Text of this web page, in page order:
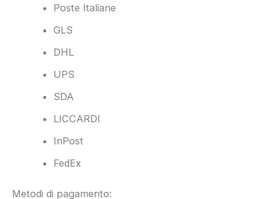
Poste Italiane
GLS
DHL
UPS
SDA
LICCARDI
InPost
FedEx
Metodi di pagamento: